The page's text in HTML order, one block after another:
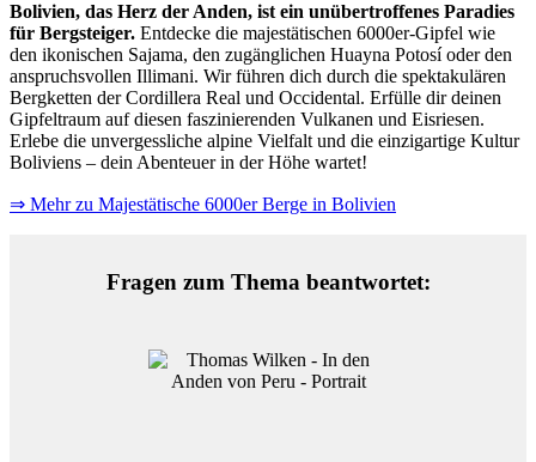
Bolivien, das Herz der Anden, ist ein unübertroffenes Paradies
für Bergsteiger. Entdecke die majestätischen 6000er-Gipfel wie
den ikonischen Sajama, den zugänglichen Huayna Potosí oder den
anspruchsvollen Illimani. Wir führen dich durch die spektakulären
Bergketten der Cordillera Real und Occidental. Erfülle dir deinen
Gipfeltraum auf diesen faszinierenden Vulkanen und Eisriesen.
Erlebe die unvergessliche alpine Vielfalt und die einzigartige Kultur
Boliviens – dein Abenteuer in der Höhe wartet!
⇒ Mehr zu Majestätische 6000er Berge in Bolivien
Fragen zum Thema beantwortet: